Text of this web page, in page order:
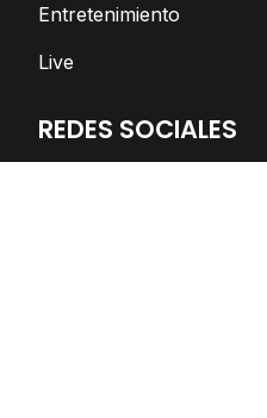
Entretenimiento
Live
REDES SOCIALES